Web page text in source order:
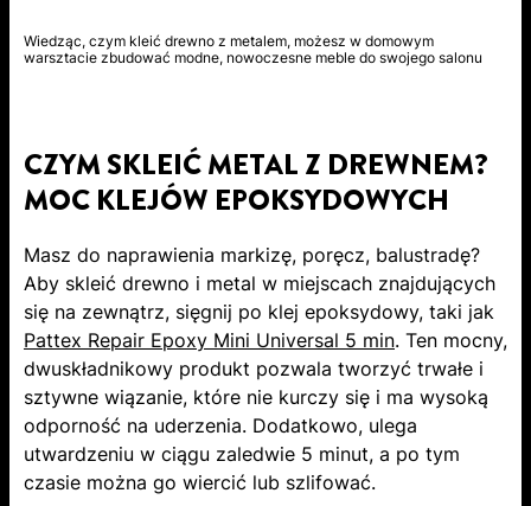
Wiedząc, czym kleić drewno z metalem, możesz w domowym
warsztacie zbudować modne, nowoczesne meble do swojego salonu
CZYM SKLEIĆ METAL Z DREWNEM?
MOC KLEJÓW EPOKSYDOWYCH
Masz do naprawienia markizę, poręcz, balustradę?
Aby skleić drewno i metal w miejscach znajdujących
się na zewnątrz, sięgnij po klej epoksydowy, taki jak
Pattex Repair Epoxy Mini Universal 5 min. Ten mocny,
dwuskładnikowy produkt pozwala tworzyć trwałe i
sztywne wiązanie, które nie kurczy się i ma wysoką
odporność na uderzenia. Dodatkowo, ulega
utwardzeniu w ciągu zaledwie 5 minut, a po tym
czasie można go wiercić lub szlifować.